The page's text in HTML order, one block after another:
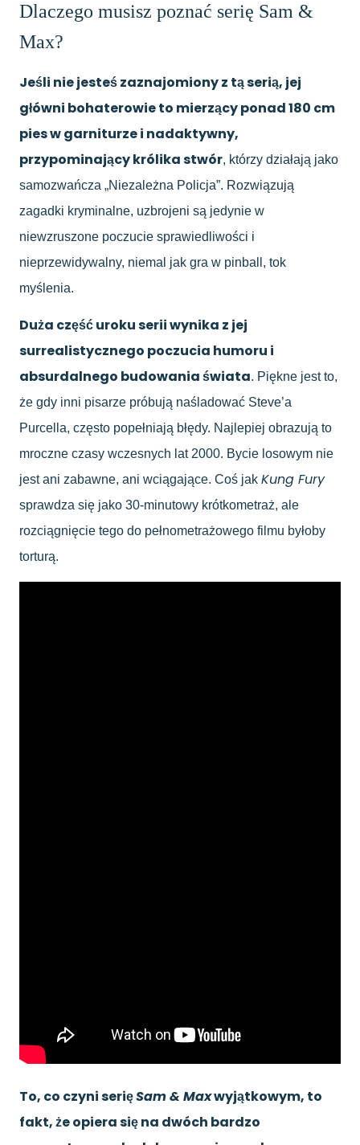
Dlaczego musisz poznać serię Sam &
Max?
Jeśli nie jesteś zaznajomiony z tą serią, jej
główni bohaterowie to mierzący ponad 180 cm
pies w garniturze i nadaktywny,
przypominający królika stwór, którzy działają jako
samozwańcza „Niezależna Policja”. Rozwiązują
zagadki kryminalne, uzbrojeni są jedynie w
niewzruszone poczucie sprawiedliwości i
nieprzewidywalny, niemal jak gra w pinball, tok
myślenia.
Duża część uroku serii wynika z jej
surrealistycznego poczucia humoru i
absurdalnego budowania świata. Piękne jest to,
że gdy inni pisarze próbują naśladować Steve’a
Purcella, często popełniają błędy. Najlepiej obrazują to
mroczne czasy wczesnych lat 2000. Bycie losowym nie
jest ani zabawne, ani wciągające. Coś jak Kung Fury
sprawdza się jako 30-minutowy krótkometraż, ale
rozciągnięcie tego do pełnometrażowego filmu byłoby
torturą.
To, co czyni serięSam & Maxwyjątkowym, to
fakt, że opiera się na dwóch bardzo